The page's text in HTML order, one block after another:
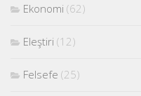
Ekonomi (62)
Eleştiri (12)
Felsefe (25)